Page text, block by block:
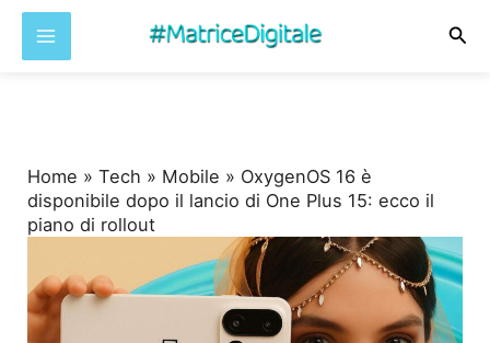
Home »Tech » Mobile » OxygenOS 16 è
disponibile dopo il lancio di One Plus 15: ecco il
piano di rollout